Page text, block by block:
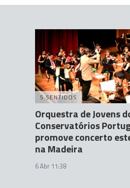
5 SENTIDOS
Orquestra de Jovens
Conservatórios
promove concerto
na Madeira
6 Abr 11:38